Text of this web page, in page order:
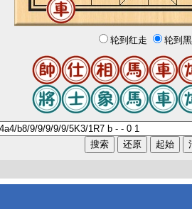
轮到红走 轮到